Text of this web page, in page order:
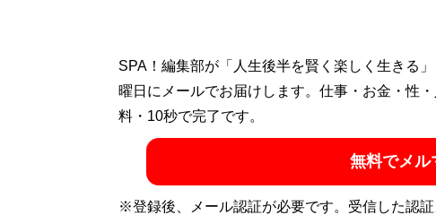
SPA！編集部が「人生後半を賢く楽しく生きる
曜日にメールでお届けします。仕事・お金・性
料・10秒で完了です。
無料でメ
※登録後、メール認証が必要です。受信した認